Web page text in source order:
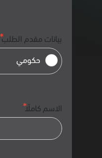
بيانات مقدم الطلب
حكومي
الاسم كاملًا